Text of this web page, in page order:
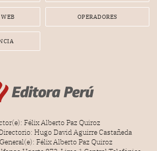
OPERADORES
Félix Alberto Paz Quiroz
Hugo David Aguirre Castañeda
Félix Alberto Paz Quiroz